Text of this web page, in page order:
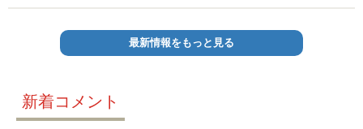
最新情報をもっと見る
新着コメント